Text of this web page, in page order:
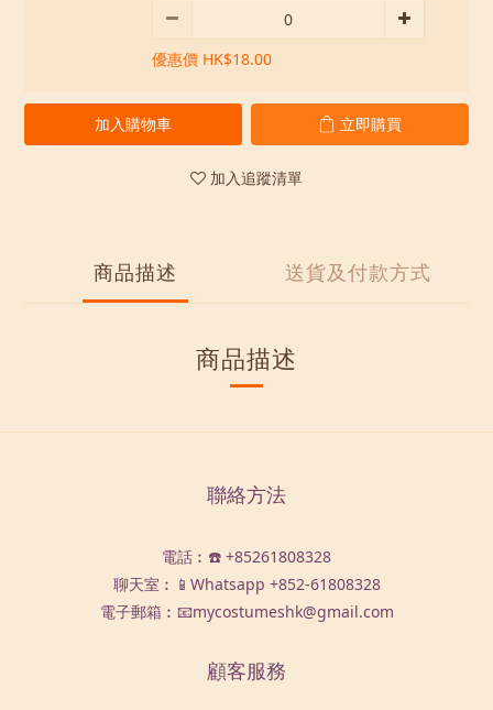
優惠價 HK$18.00
加入購物車 立即購買
加入追蹤清單
商品描述 送貨及付款方式
商品描述
聯絡方法
電話︰☎️ +85261808328
聊天室︰📱Whatsapp +852-61808328
電子郵箱︰📧mycostumeshk@gmail.com
顧客服務